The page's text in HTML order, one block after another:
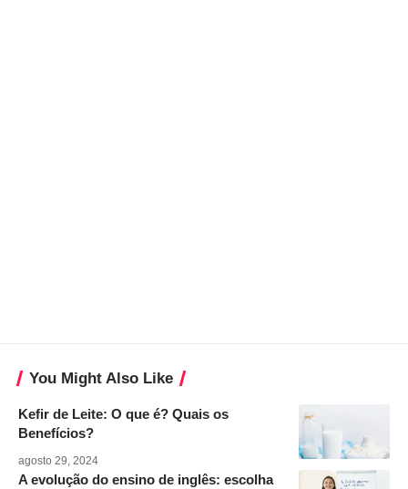
You Might Also Like
Kefir de Leite: O que é? Quais os
Benefícios?
agosto 29, 2024
A evolução do ensino de inglês: escolha